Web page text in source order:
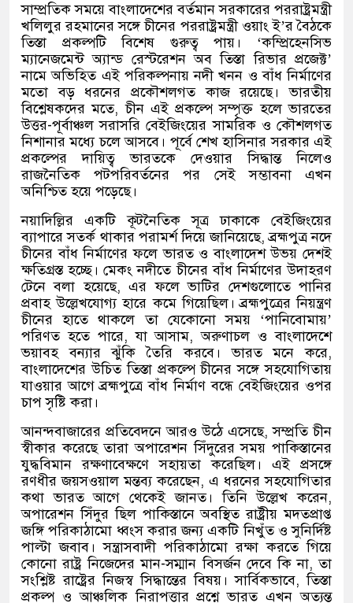
সাম্প্রতিক সময়ে বাংলাদেশের বর্তমান সরকারের পররাষ্ট্রমন্ত্রী
খলিলুর রহমানের সঙ্গে চীনের পররাষ্ট্রমন্ত্রী ওয়াং ই’র বৈঠকে
তিস্তা প্রকল্পটি বিশেষ গুরুত্ব পায়। ‘কম্প্রিহেনসিভ
ম্যানেজমেন্ট অ্যান্ড রেস্টরেশন অব তিস্তা রিভার প্রজেক্ট’
নামে অভিহিত এই পরিকল্পনায় নদী খনন ও বাঁধ নির্মাণের
মতো বড় ধরনের প্রকৌশলগত কাজ রয়েছে। ভারতীয়
বিশ্লেষকদের মতে, চীন এই প্রকল্পে সম্পৃক্ত হলে ভারতের
উত্তর-পূর্বাঞ্চল সরাসরি বেইজিংয়ের সামরিক ও কৌশলগত
নিশানার মধ্যে চলে আসবে। পূর্বে শেখ হাসিনার সরকার এই
প্রকল্পের দায়িত্ব ভারতকে দেওয়ার সিদ্ধান্ত নিলেও
রাজনৈতিক পটপরিবর্তনের পর সেই সম্ভাবনা এখন
অনিশ্চিত হয়ে পড়েছে।
নয়াদিল্লির একটি কূটনৈতিক সূত্র ঢাকাকে বেইজিংয়ের
ব্যাপারে সতর্ক থাকার পরামর্শ দিয়ে জানিয়েছে, ব্রহ্মপুত্র নদে
চীনের বাঁধ নির্মাণের ফলে ভারত ও বাংলাদেশ উভয় দেশই
ক্ষতিগ্রস্ত হচ্ছে। মেকং নদীতে চীনের বাঁধ নির্মাণের উদাহরণ
টেনে বলা হয়েছে, এর ফলে ভাটির দেশগুলোতে পানির
প্রবাহ উল্লেখযোগ্য হারে কমে গিয়েছিল। ব্রহ্মপুত্রের নিয়ন্ত্রণ
চীনের হাতে থাকলে তা যেকোনো সময় ‘পানিবোমায়’
পরিণত হতে পারে, যা আসাম, অরুণাচল ও বাংলাদেশে
ভয়াবহ বন্যার ঝুঁকি তৈরি করবে। ভারত মনে করে,
বাংলাদেশের উচিত তিস্তা প্রকল্পে চীনের সঙ্গে সহযোগিতায়
যাওয়ার আগে ব্রহ্মপুত্রে বাঁধ নির্মাণ বন্ধে বেইজিংয়ের ওপর
চাপ সৃষ্টি করা।
আনন্দবাজারের প্রতিবেদনে আরও উঠে এসেছে, সম্প্রতি চীন
স্বীকার করেছে তারা অপারেশন সিঁদুরের সময় পাকিস্তানের
যুদ্ধবিমান রক্ষণাবেক্ষণে সহায়তা করেছিল। এই প্রসঙ্গে
রণধীর জয়সওয়াল মন্তব্য করেছেন, এ ধরনের সহযোগিতার
কথা ভারত আগে থেকেই জানত। তিনি উল্লেখ করেন,
অপারেশন সিঁদুর ছিল পাকিস্তানে অবস্থিত রাষ্ট্রীয় মদতপ্রাপ্ত
জঙ্গি পরিকাঠামো ধ্বংস করার জন্য একটি নিখুঁত ও সুনির্দিষ্ট
পাল্টা জবাব। সন্ত্রাসবাদী পরিকাঠামো রক্ষা করতে গিয়ে
কোনো রাষ্ট্র নিজেদের মান-সম্মান বিসর্জন দেবে কি না, তা
সংশ্লিষ্ট রাষ্ট্রের নিজস্ব সিদ্ধান্তের বিষয়। সার্বিকভাবে, তিস্তা
প্রকল্প ও আঞ্চলিক নিরাপত্তার প্রশ্নে ভারত এখন অত্যন্ত